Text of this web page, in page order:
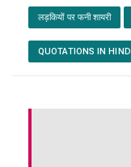
लड़कियों पर फनी शायरी
QUOTATIONS IN HINDI